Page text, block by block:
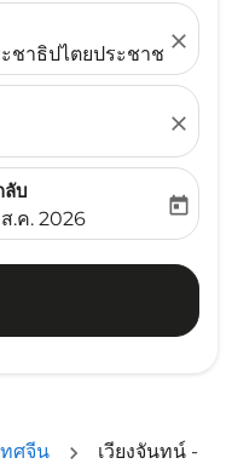
ชาธิปไตยประชาชนลาว
close
close
label
ลับ
return-date-
.ค. 2026
today
ทศจีน
เวียงจันทน์ -